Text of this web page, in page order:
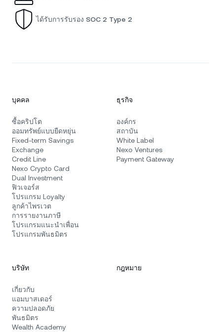
ได้รับการรับรอง SOC 2 Type 2
บุคคล
ซื้อคริปโต
ออมทรัพย์แบบยืดหยุ่น
Fixed-term Savings
Exchange
Credit Line
Nexo Crypto Card
Dual Investment
ฟิวเจอร์ส
โปรแกรม Loyalty
ลูกค้าไพรเวต
การรายงานภาษี
โปรแกรมแนะนำเพื่อน
โปรแกรมพันธมิตร
ธุรกิจ
องค์กร
สถาบัน
White Label
Nexo Ventures
Payment Gateway
บริษัท
เกี่ยวกับ
แอมบาสเดอร์
ความปลอดภัย
พันธมิตร
Wealth Academy
กฎหมาย